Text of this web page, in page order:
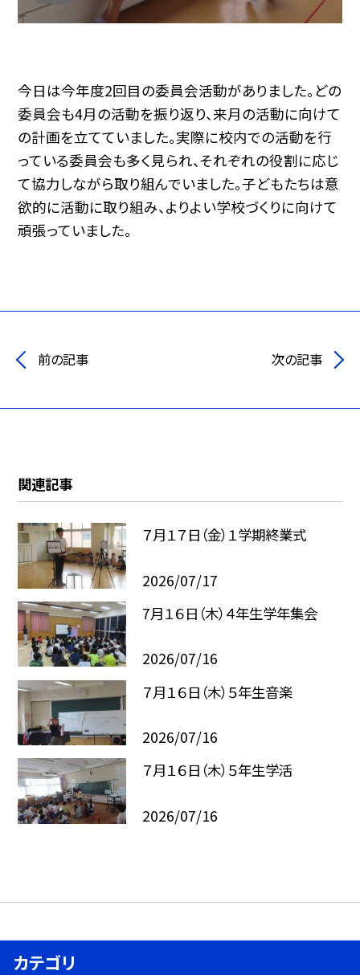
今日は今年度2回目の委員会活動がありました。どの
委員会も4月の活動を振り返り、来月の活動に向けて
の計画を立てていました。実際に校内での活動を行
っている委員会も多く見られ、それぞれの役割に応じ
て協力しながら取り組んでいました。子どもたちは意
欲的に活動に取り組み、よりよい学校づくりに向けて
頑張っていました。
前の記事 次の記事
関連記事
７月１７日（金）１学期終業式
2026/07/17
7月１６日（木）４年生学年集会
2026/07/16
７月１６日（木）５年生音楽
2026/07/16
７月１６日（木）５年生学活
2026/07/16
カテゴリ